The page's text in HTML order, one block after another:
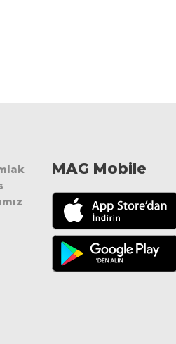
MAG Mobile